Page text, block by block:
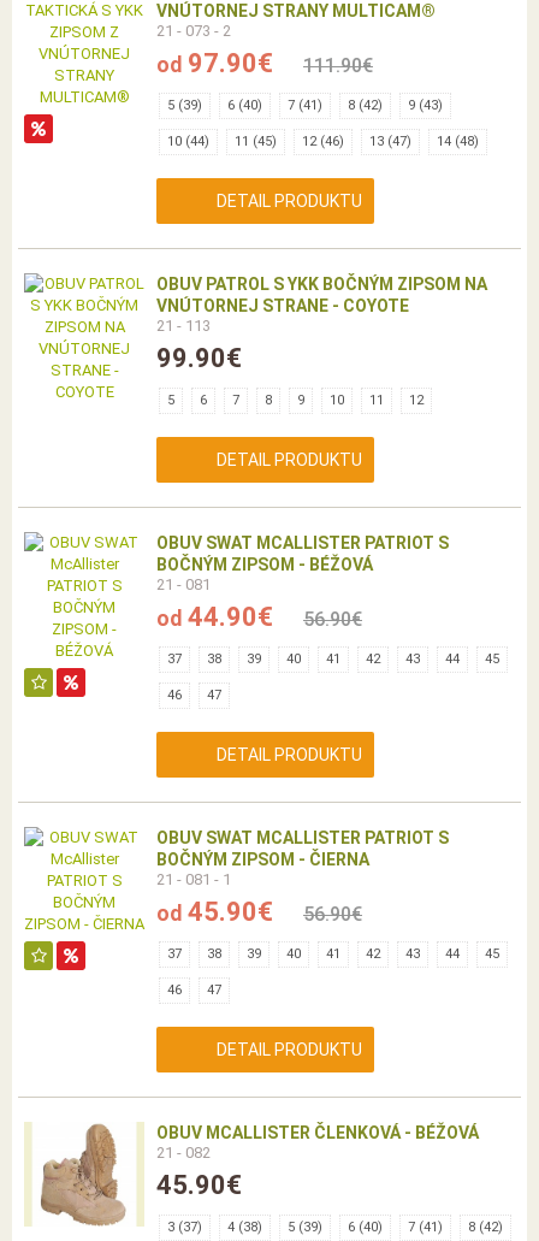
VNÚTORNEJ STRANY MULTICAM®
21 - 073 - 2
od 97.90€ 111.90€
5 (39) 6 (40) 7 (41) 8 (42) 9 (43)
10 (44) 11 (45) 12 (46) 13 (47) 14 (48)
DETAIL PRODUKTU
OBUV PATROL S YKK BOČNÝM ZIPSOM NA
VNÚTORNEJ STRANE - COYOTE
21 - 113
99.90€
5 6 7 8 9 10 11 12
DETAIL PRODUKTU
OBUV SWAT MCALLISTER PATRIOT S
BOČNÝM ZIPSOM - BÉŽOVÁ
21 - 081
od 44.90€ 56.90€
37 38 39 40 41 42 43 44 45
46 47
DETAIL PRODUKTU
OBUV SWAT MCALLISTER PATRIOT S
BOČNÝM ZIPSOM - ČIERNA
21 - 081 - 1
od 45.90€ 56.90€
37 38 39 40 41 42 43 44 45
46 47
DETAIL PRODUKTU
OBUV MCALLISTER ČLENKOVÁ - BÉŽOVÁ
21 - 082
45.90€
3 (37) 4 (38) 5 (39) 6 (40) 7 (41) 8 (42)